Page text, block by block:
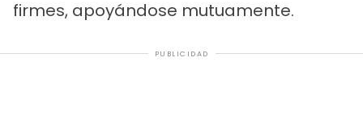
firmes, apoyándose mutuamente.
PUBLICIDAD